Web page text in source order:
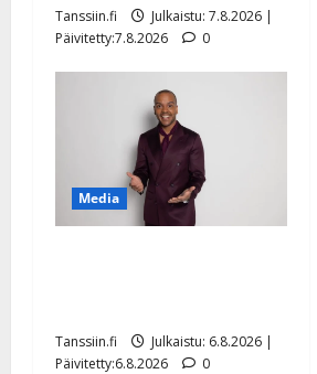
Tanssiin.fi
Julkaistu: 7.8.2026 |
Päivitetty:7.8.2026
0
Media
Tanssiin.fi
Julkaistu: 6.8.2026 |
Päivitetty:6.8.2026
0